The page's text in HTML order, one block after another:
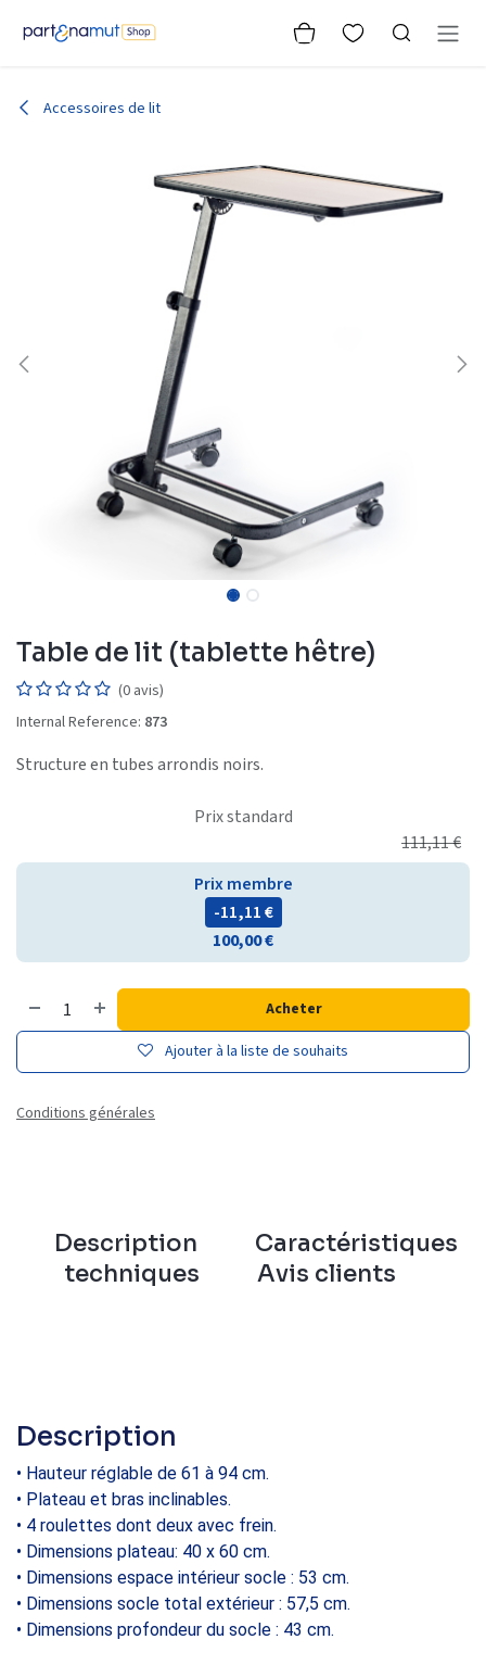
Accessoires de lit
Table de lit (tablette hêtre)
(0 avis)
Internal Reference: 873
Structure en tubes arrondis noirs.
Prix standard
111,11€
Prix membre
- 11,11€
100,00€
Acheter
Ajouter à la liste de souhaits
Conditions générales
Description
Caractéristiques
techniques
Avis clients
Description
• Hauteur réglable de 61 à 94 cm.
• Plateau et bras inclinables.
• 4 roulettes dont deux avec frein.
• Dimensions plateau: 40 x 60 cm.
• Dimensions espace intérieur socle : 53 cm.
• Dimensions socle total extérieur : 57,5 cm.
• Dimensions profondeur du socle : 43 cm.